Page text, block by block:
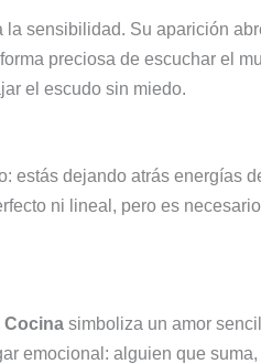
sensibilidad. Su aparición
preciosa de escuchar el
el escudo sin miedo.
estás dejando atrás energías
ni lineal, pero es
Cocinasimboliza un amor
emocional: alguien que